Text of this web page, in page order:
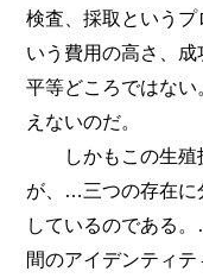
検査、採取という
いう費用の高さ、
平等どころではな
えないのだ。
しかもこの生殖
が、…三つの存在に
しているのである
間のアイデンティ